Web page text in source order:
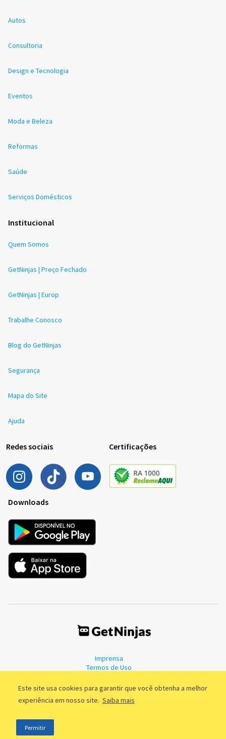
Este site usa cookies para garantir que você obtenha a melhor
experiência em nosso site. Saiba mais
Permitir
Autos
Consultoria
Design e Tecnologia
Eventos
Moda e Beleza
Reformas
Saúde
Serviços Domésticos
Institucional
Quem Somos
GetNinjas | Preço Fechado
GetNinjas | Europ
Trabalhe Conosco
Blog do GetNinjas
Segurança
Mapa do Site
Ajuda
Redes sociais Certificações
Downloads
Imprensa
Termos de Uso
©2011 - 2026, GetNinjas LTDA. CNPJ 55.744.877/0001-89 - Rua Dr.
Fernandes Coelho, 85 - 3º andar - São Paulo/SP - Brasil